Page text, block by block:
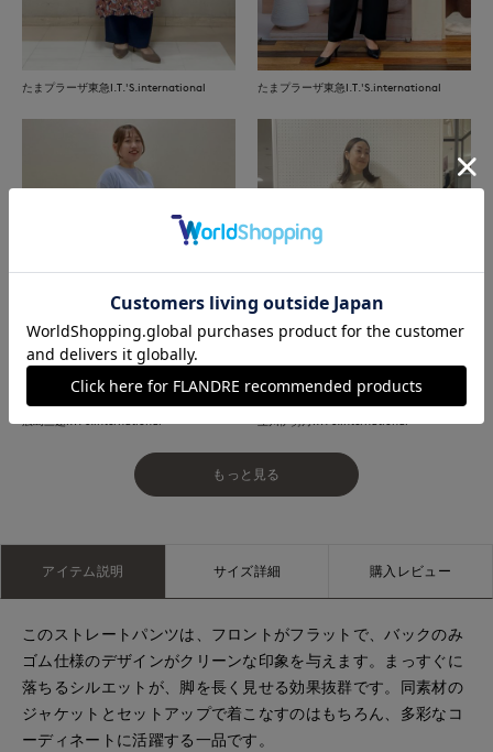
たまプラーザ東急I.T.'S.international たまプラーザ東急I.T.'S.international
もっと見る
アイテム説明 サイズ詳細 購入レビュー
このストレートパンツは、フロントがフラットで、バックのみ
ゴム仕様のデザインがクリーンな印象を与えます。まっすぐに
落ちるシルエットが、脚を長く見せる効果抜群です。同素材の
ジャケットとセットアップで着こなすのはもちろん、多彩なコ
ーディネートに活躍する一品です。